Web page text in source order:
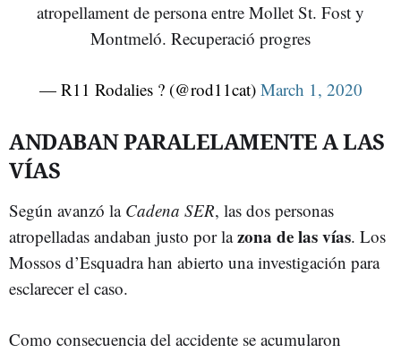
atropellament de persona entre Mollet St. Fost y
Montmeló. Recuperació progres
— R11 Rodalies ? (@rod11cat) March 1, 2020
ANDABAN PARALELAMENTE A LAS
VÍAS
Según avanzó la Cadena SER, las dos personas
atropelladas andaban justo por lazona de las vías. Los
Mossos d’Esquadra han abierto una investigación para
esclarecer el caso.
Como consecuencia del accidente se acumularon